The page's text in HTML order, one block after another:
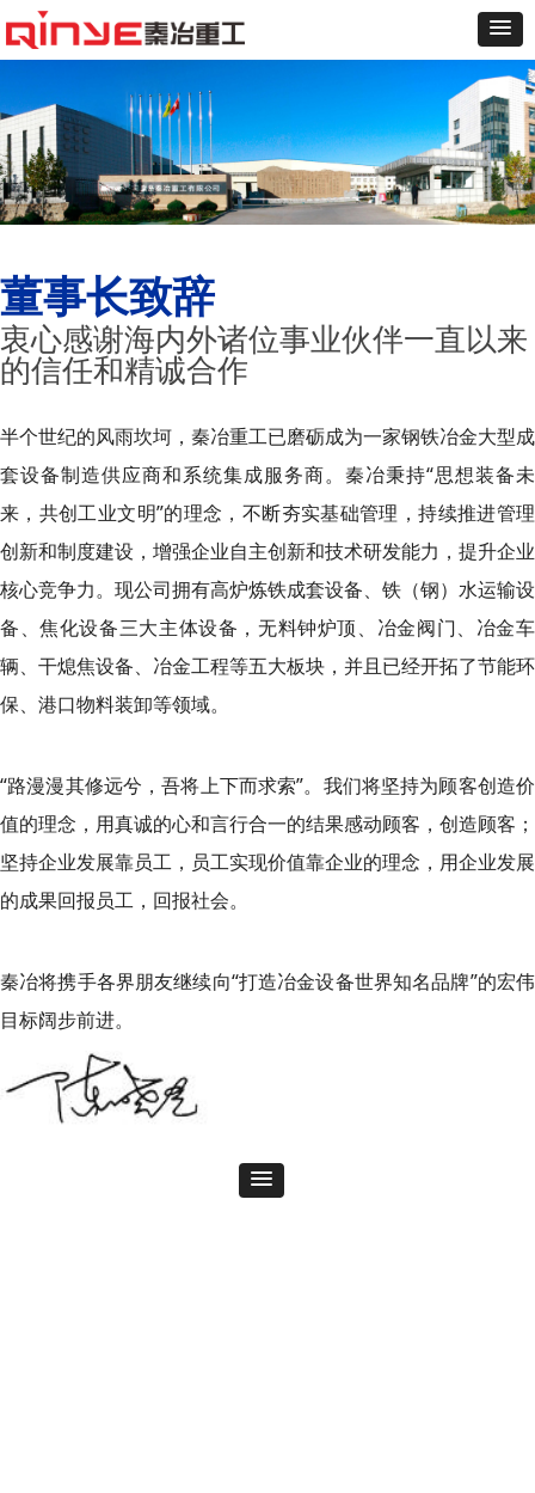
董事长致辞
半个世纪的风雨坎坷，秦冶重工已磨砺成为一家钢铁冶金大型成
套设备制造供应商和系统集成服务商。秦冶秉持“思想装备未
来，共创工业文明”的理念，不断夯实基础管理，持续推进管理
创新和制度建设，增强企业自主创新和技术研发能力，提升企业
核心竞争力。现公司拥有高炉炼铁成套设备、铁（钢）水运输设
备、焦化设备三大主体设备，无料钟炉顶、冶金阀门、冶金车
辆、干熄焦设备、冶金工程等五大板块，并且已经开拓了节能环
保、港口物料装卸等领域。
“路漫漫其修远兮，吾将上下而求索”。我们将坚持为顾客创造价
值的理念，用真诚的心和言行合一的结果感动顾客，创造顾客；
坚持企业发展靠员工，员工实现价值靠企业的理念，用企业发展
的成果回报员工，回报社会。
秦冶将携手各界朋友继续向“打造冶金设备世界知名品牌”的宏伟
目标阔步前进。
衷心感谢海内外诸位事业伙伴一直以来
的信任和精诚合作